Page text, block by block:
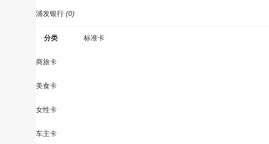
浦发银行 (0)
分类 标准卡
商旅卡
美食卡
女性卡
车主卡